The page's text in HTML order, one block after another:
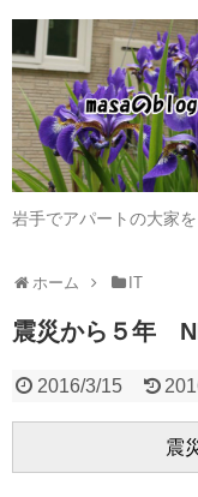
岩手でアパートの大家
ホーム IT
震災から５年
2016/3/15